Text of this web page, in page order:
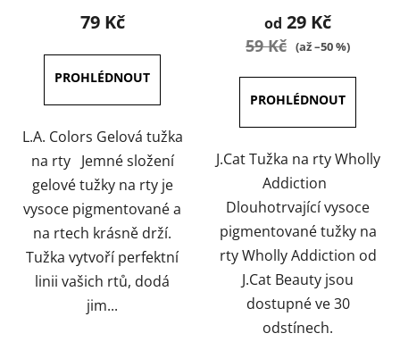
produktu
5,0
z
5
hvězdiček.
79 Kč
L.A. Colors Gelová tužka
na rty Jemné složení
gelové tužky na rty je
vysoce pigmentované a
na rtech krásně drží.
Tužka vytvoří perfektní
linii vašich rtů, dodá
jim...
produktu
5
hvězdiček.
od 29 Kč
59 Kč (až –50 %)
J.Cat Tužka na rty Wholly
Addiction
Dlouhotrvající vysoce
pigmentované tužky na
rty Wholly Addiction od
J.Cat Beauty jsou
dostupné ve 30
odstínech.